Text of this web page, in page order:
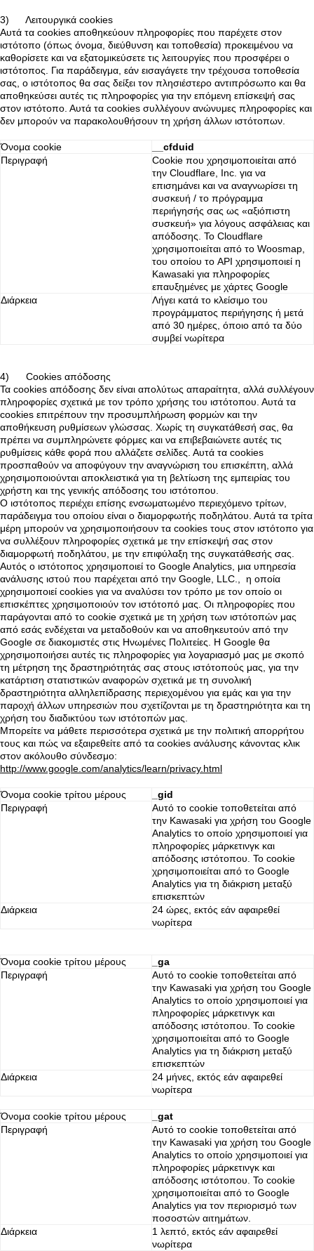
3) Λειτουργικά cookies
Αυτά τα cookies αποθηκεύουν πληροφορίες που παρέχετε στον
ιστότοπο (όπως όνομα, διεύθυνση και τοποθεσία) προκειμένου να
καθορίσετε και να εξατομικεύσετε τις λειτουργίες που προσφέρει ο
ιστότοπος. Για παράδειγμα, εάν εισαγάγετε την τρέχουσα τοποθεσία
σας, ο ιστότοπος θα σας δείξει τον πλησιέστερο αντιπρόσωπο και θα
αποθηκεύσει αυτές τις πληροφορίες για την επόμενη επίσκεψή σας
στον ιστότοπο. Αυτά τα cookies συλλέγουν ανώνυμες πληροφορίες και
δεν μπορούν να παρακολουθήσουν τη χρήση άλλων ιστότοπων.
Όνομα cookie
__cfduid
Περιγραφή
Cookie που χρησιμοποιείται από
την Cloudflare, Inc. για να
επισημάνει και να αναγνωρίσει τη
συσκευή / το πρόγραμμα
περιήγησής σας ως «αξιόπιστη
συσκευή» για λόγους ασφάλειας και
απόδοσης. Το Cloudflare
χρησιμοποιείται από το Woosmap,
του οποίου το API χρησιμοποιεί η
Kawasaki για πληροφορίες
επαυξημένες με χάρτες Google
Διάρκεια
Λήγει κατά το κλείσιμο του
προγράμματος περιήγησης ή μετά
από 30 ημέρες, όποιο από τα δύο
συμβεί νωρίτερα
4) Cookies απόδοσης
Τα cookies απόδοσης δεν είναι απολύτως απαραίτητα, αλλά συλλέγουν
πληροφορίες σχετικά με τον τρόπο χρήσης του ιστότοπου. Αυτά τα
cookies επιτρέπουν την προσυμπλήρωση φορμών και την
αποθήκευση ρυθμίσεων γλώσσας. Χωρίς τη συγκατάθεσή σας, θα
πρέπει να συμπληρώνετε φόρμες και να επιβεβαιώνετε αυτές τις
ρυθμίσεις κάθε φορά που αλλάζετε σελίδες. Αυτά τα cookies
προσπαθούν να αποφύγουν την αναγνώριση του επισκέπτη, αλλά
χρησιμοποιούνται αποκλειστικά για τη βελτίωση της εμπειρίας του
χρήστη και της γενικής απόδοσης του ιστότοπου.
Ο ιστότοπος περιέχει επίσης ενσωματωμένο περιεχόμενο τρίτων,
παράδειγμα του οποίου είναι ο διαμορφωτής ποδηλάτου. Αυτά τα τρίτα
μέρη μπορούν να χρησιμοποιήσουν τα cookies τους στον ιστότοπο για
να συλλέξουν πληροφορίες σχετικά με την επίσκεψή σας στον
διαμορφωτή ποδηλάτου, με την επιφύλαξη της συγκατάθεσής σας.
Αυτός ο ιστότοπος χρησιμοποιεί το Google Analytics, μια υπηρεσία
ανάλυσης ιστού που παρέχεται από την Google, LLC., η οποία
χρησιμοποιεί cookies για να αναλύσει τον τρόπο με τον οποίο οι
επισκέπτες χρησιμοποιούν τον ιστότοπό μας. Οι πληροφορίες που
παράγονται από το cookie σχετικά με τη χρήση των ιστότοπών μας
από εσάς ενδέχεται να μεταδοθούν και να αποθηκευτούν από την
Google σε διακομιστές στις Ηνωμένες Πολιτείες. Η Google θα
χρησιμοποιήσει αυτές τις πληροφορίες για λογαριασμό μας με σκοπό
τη μέτρηση της δραστηριότητάς σας στους ιστότοπούς μας, για την
κατάρτιση στατιστικών αναφορών σχετικά με τη συνολική
δραστηριότητα αλληλεπίδρασης περιεχομένου για εμάς και για την
παροχή άλλων υπηρεσιών που σχετίζονται με τη δραστηριότητα και τη
χρήση του διαδικτύου των ιστότοπών μας.
Μπορείτε να μάθετε περισσότερα σχετικά με την πολιτική απορρήτου
τους και πώς να εξαιρεθείτε από τα cookies ανάλυσης κάνοντας κλικ
στον ακόλουθο σύνδεσμο:
http://www.google.com/analytics/learn/privacy.html
Όνομα cookie τρίτου μέρους
_gid
Περιγραφή
Αυτό το cookie τοποθετείται από
την Kawasaki για χρήση του Google
Analytics το οποίο χρησιμοποιεί για
πληροφορίες μάρκετινγκ και
απόδοσης ιστότοπου. Το cookie
χρησιμοποιείται από το Google
Analytics για τη διάκριση μεταξύ
επισκεπτών
Διάρκεια
24 ώρες, εκτός εάν αφαιρεθεί
νωρίτερα
Όνομα cookie τρίτου μέρους
_ga
Περιγραφή
Αυτό το cookie τοποθετείται από
την Kawasaki για χρήση του Google
Analytics το οποίο χρησιμοποιεί για
πληροφορίες μάρκετινγκ και
απόδοσης ιστότοπου. Το cookie
χρησιμοποιείται από το Google
Analytics για τη διάκριση μεταξύ
επισκεπτών
Διάρκεια
24 μήνες, εκτός εάν αφαιρεθεί
νωρίτερα
Όνομα cookie τρίτου μέρους
_gat
Περιγραφή
Αυτό το cookie τοποθετείται από
την Kawasaki για χρήση του Google
Analytics το οποίο χρησιμοποιεί για
πληροφορίες μάρκετινγκ και
απόδοσης ιστότοπου. Το cookie
χρησιμοποιείται από το Google
Analytics για τον περιορισμό των
ποσοστών αιτημάτων.
Διάρκεια
1 λεπτό, εκτός εάν αφαιρεθεί
νωρίτερα